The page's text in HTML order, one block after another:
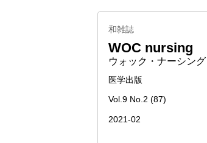
和雑誌
WOC nursing
ウォック・ナーシン
医学出版
Vol.9 No.2 (87)
2021-02